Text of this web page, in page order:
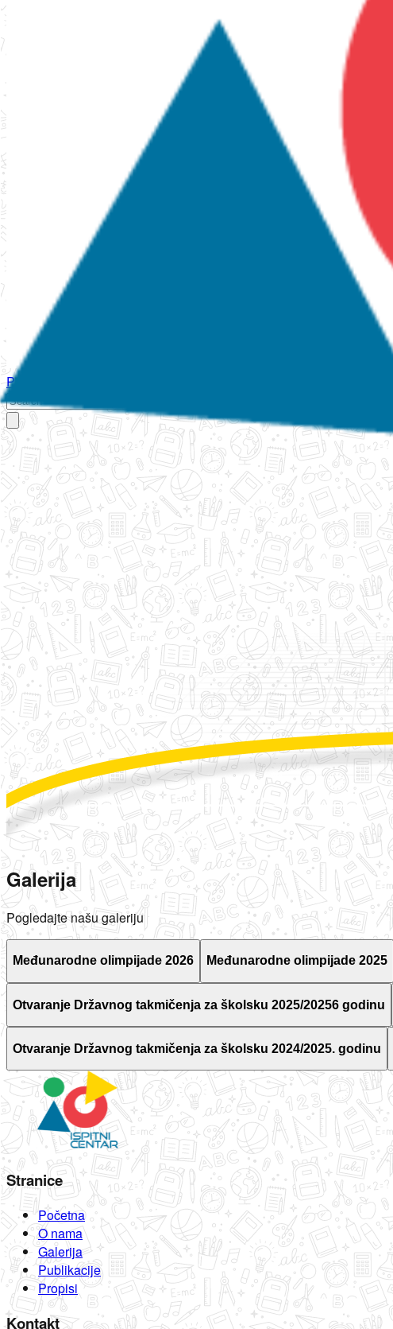
Početna
Galerija
Pogledajte našu galeriju
Međunarodne olimpijade 2026 Međunarodne olimpijade 2025
Otvaranje Državnog takmičenja za školsku 2025/20256 godinu
Otvaranje Državnog takmičenja za školsku 2024/2025. godinu
Stranice
Početna
O nama
Galerija
Publikacije
Propisi
Kontakt